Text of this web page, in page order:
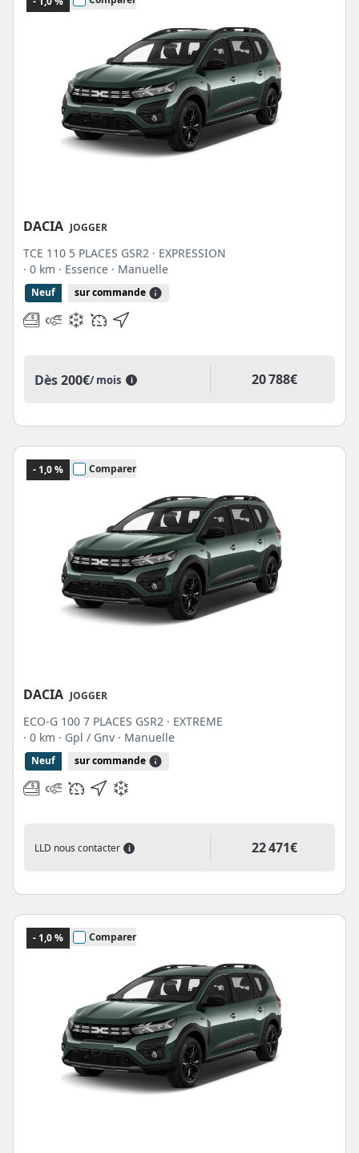
DACIA JOGGER
TCE 110 5 PLACES GSR2 · EXPRESSION
· 0 km · Essence · Manuelle
Neuf sur commande
Dès200€/ mois i 20 788€
- 1,0 % Comparer
DACIA JOGGER
ECO-G 100 7 PLACES GSR2 · EXTREME
· 0 km · Gpl / Gnv · Manuelle
Neuf sur commande
LLD nous contacter i 22 471€
- 1,0 % Comparer